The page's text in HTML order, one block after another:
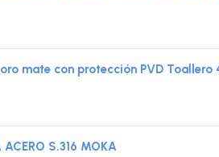
mate con protección PVD Toallero
ACERO S.316 MOKA